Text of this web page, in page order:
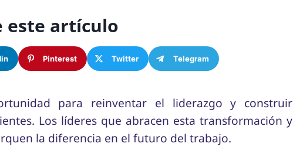
este artículo
Pinterest Twitter Telegram
para reinventar el liderazgo y construir
Los líderes que abracen esta transformación y
la diferencia en el futuro del trabajo.